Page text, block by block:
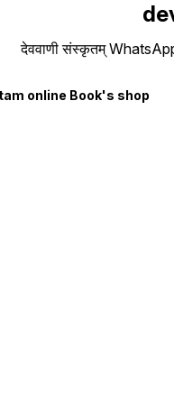
देववाणी संस्कृतम्
online Book's shop